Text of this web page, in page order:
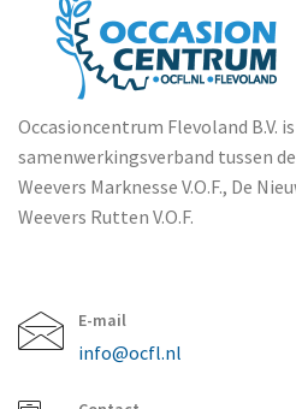
Occasioncentrum Flevoland B.V.
samenwerkingsverband tussen
Weevers Marknesse V.O.F., De
Weevers Rutten V.O.F.
E-mail
info@ocfl.nl